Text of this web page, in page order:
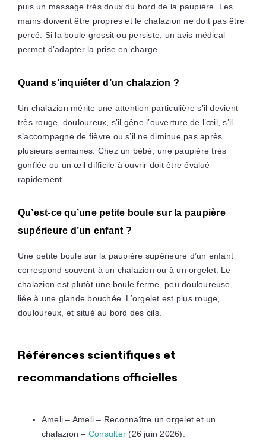
puis un massage très doux du bord de la paupière. Les
mains doivent être propres et le chalazion ne doit pas être
percé. Si la boule grossit ou persiste, un avis médical
permet d’adapter la prise en charge.
Quand s’inquiéter d’un chalazion ?
Un chalazion mérite une attention particulière s’il devient
très rouge, douloureux, s’il gêne l’ouverture de l’œil, s’il
s’accompagne de fièvre ou s’il ne diminue pas après
plusieurs semaines. Chez un bébé, une paupière très
gonflée ou un œil difficile à ouvrir doit être évalué
rapidement.
Qu’est-ce qu’une petite boule sur la paupière
supérieure d’un enfant ?
Une petite boule sur la paupière supérieure d’un enfant
correspond souvent à un chalazion ou à un orgelet. Le
chalazion est plutôt une boule ferme, peu douloureuse,
liée à une glande bouchée. L’orgelet est plus rouge,
douloureux, et situé au bord des cils.
Références scientifiques et
recommandations officielles
Ameli – Ameli – Reconnaître un orgelet et un
chalazion – Consulter (26 juin 2026).